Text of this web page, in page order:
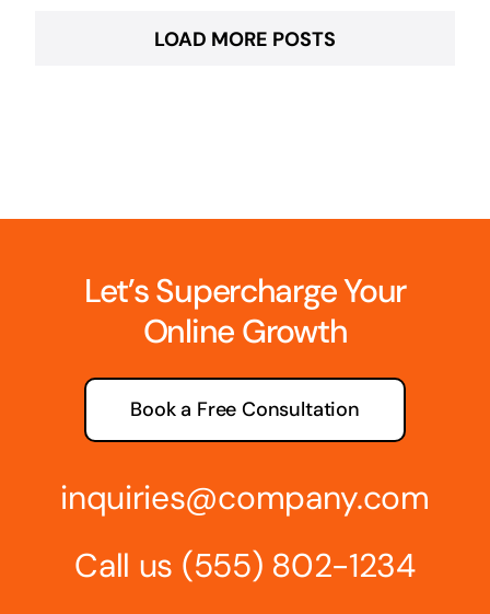
LOAD MORE POSTS
Let’s Supercharge Your
Online Growth
Book a Free Consultation
inquiries@company.com
Call us (555) 802-1234